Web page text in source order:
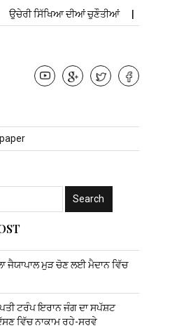
ਸਿੱਖਿਆ ਦੀਆਂ ਚੁਣੌਤੀਆਂ
ਜੈਯਾਪਾਲ ਮੁੜ ਚੋਣ ਲਈ ਮੈਦਾਨ ਵਿੱਚ
ਟਰੰਪ ਇਰਾਨ ਜੰਗ ਦਾ ਸਪੱਸ਼ਟ
ਵਿੱਚ ਨਾਕਾਮ ਰਹੇ-ਸਰਵੇ